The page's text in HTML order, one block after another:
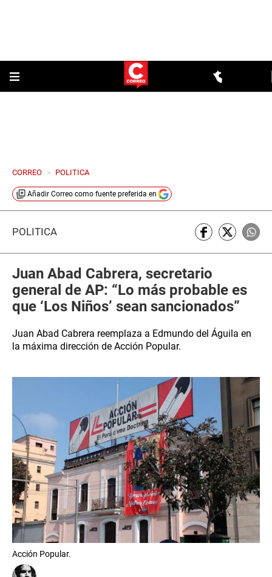
CORREO > POLITICA
Añadir Correo como fuente preferida en
POLÍTICA
Juan Abad Cabrera, secretario
general de AP: “Lo más probable es
que ‘Los Niños’ sean sancionados”
Juan Abad Cabrera reemplaza a Edmundo del Águila en
la máxima dirección de Acción Popular.
Acción Popular.